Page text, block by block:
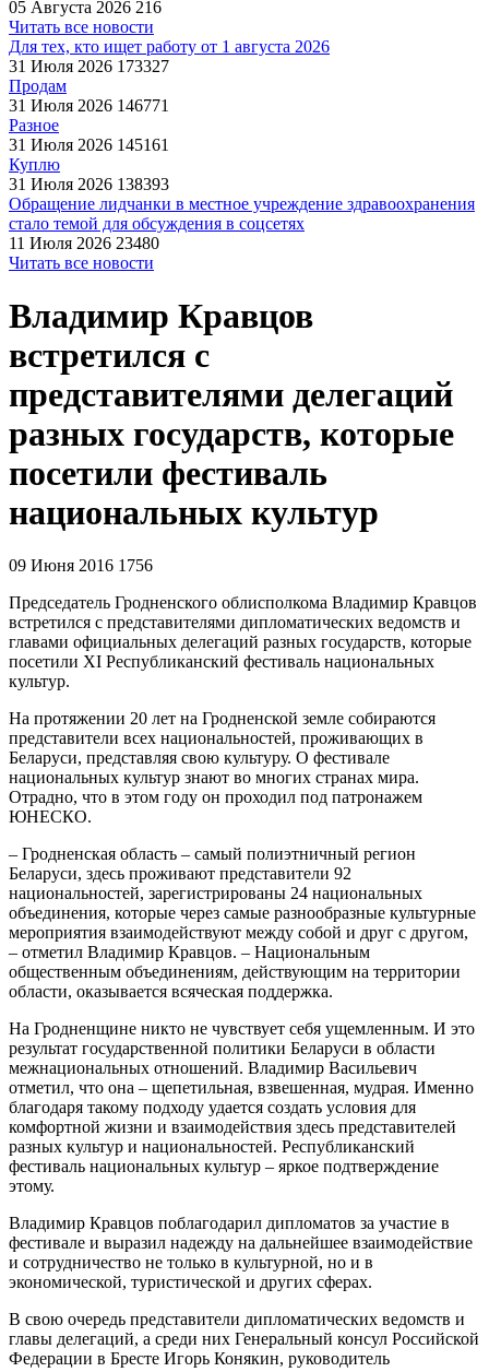
05 Августа 2026 216
Читать все новости
Для тех, кто ищет работу от 1 августа 2026
31 Июля 2026 173327
Продам
31 Июля 2026 146771
Разное
31 Июля 2026 145161
Куплю
31 Июля 2026 138393
Обращение лидчанки в местное учреждение здравоохранения
стало темой для обсуждения в соцсетях
11 Июля 2026 23480
Читать все новости
Владимир Кравцов
встретился с
представителями делегаций
разных государств, которые
посетили фестиваль
национальных культур
09 Июня 2016 1756
Председатель Гродненского облисполкома Владимир Кравцов
встретился с представителями дипломатических ведомств и
главами официальных делегаций разных государств, которые
посетили XI Республиканский фестиваль национальных
культур.
На протяжении 20 лет на Гродненской земле собираются
представители всех национальностей, проживающих в
Беларуси, представляя свою культуру. О фестивале
национальных культур знают во многих странах мира.
Отрадно, что в этом году он проходил под патронажем
ЮНЕСКО.
– Гродненская область – самый полиэтничный регион
Беларуси, здесь проживают представители 92
национальностей, зарегистрированы 24 национальных
объединения, которые через самые разнообразные культурные
мероприятия взаимодействуют между собой и друг с другом,
– отметил Владимир Кравцов. – Национальным
общественным объединениям, действующим на территории
области, оказывается всяческая поддержка.
На Гродненщине никто не чувствует себя ущемленным. И это
результат государственной политики Беларуси в области
межнациональных отношений. Владимир Васильевич
отметил, что она – щепетильная, взвешенная, мудрая. Именно
благодаря такому подходу удается создать условия для
комфортной жизни и взаимодействия здесь представителей
разных культур и национальностей. Республиканский
фестиваль национальных культур – яркое подтверждение
этому.
Владимир Кравцов поблагодарил дипломатов за участие в
фестивале и выразил надежду на дальнейшее взаимодействие
и сотрудничество не только в культурной, но и в
экономической, туристической и других сферах.
В свою очередь представители дипломатических ведомств и
главы делегаций, а среди них Генеральный консул Российской
Федерации в Бресте Игорь Конякин, руководитель